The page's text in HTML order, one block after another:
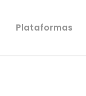
Plataformas